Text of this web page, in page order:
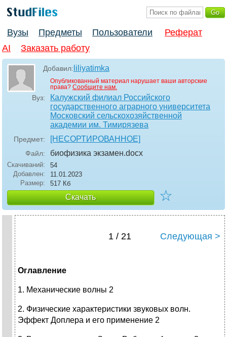
Вузы Предметы Пользователи
Реферат
AI
Заказать работу
Добавил: liliyatimka
Опубликованный материал нарушает ваши авторские
права? Сообщите нам.
Вуз:
Калужский филиал Российского
государственного аграрного университета
Московский сельскохозяйственной
академии им. Тимирязева
Предмет: [НЕСОРТИРОВАННОЕ]
Файл: биофизика экзамен.docx
Скачиваний:
54
Добавлен:
11.01.2023
Размер:
517 Кб
Скачать ☆
1 / 21 Следующая >
Оглавление
1. Механические волны 2
2. Физические характеристики звуковых волн.
Эффект Доплера и его применение 2